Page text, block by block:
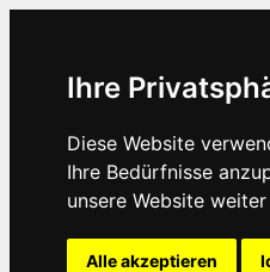
Ihre
Diese Website
Ihre Bedürfnisse
unsere Website
Alle akzeptieren